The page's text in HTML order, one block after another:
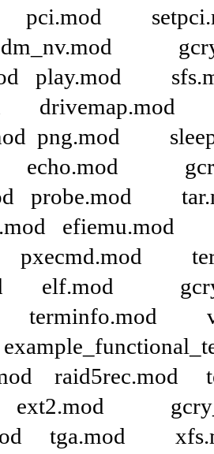
pci.mod
play.mod
png.mod
echo.mod
probe.mod
elf.mod
raid5rec.mod
tga.mod